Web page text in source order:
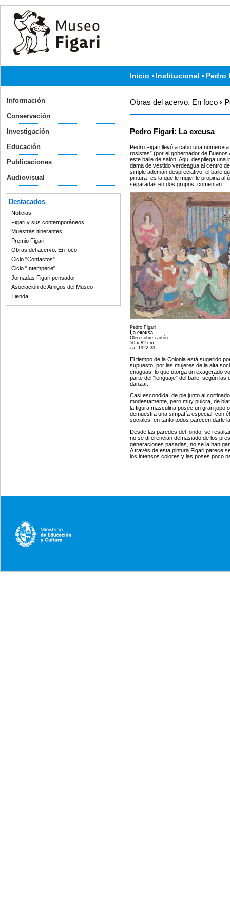
Inicio Institucional Pedro
Información
Conservación
Investigación
Educación
Publicaciones
Audiovisual
Destacados
Noticias
Figari y sus contemporáneos
Muestras itinerantes
Premio Figari
Obras del acervo. En foco
Ciclo "Contactos"
Ciclo "Intemperie"
Jornadas Figari pensador
Asociación de Amigos del Museo
Tienda
Obras del acervo. En foco ›
Pedro Figari: La excusa
Pedro Figari llevó a cabo una
rosistas” (por el gobernador de
este baile de salón. Aquí despliega una
dama de vestido verdeagua al centro
simple ademán despreciativo, el baile
pintura- es la que le mujer le propina al
separadas en dos grupos, comentan.
Pedro Figari
La excusa
Óleo sobre cartón
50 x 82 cm
ca. 1922-33
El tiempo de la Colonia está sugerido
supuesto, por las mujeres de la alta
enaguas, lo que otorga un exagerado
parte del “lenguaje” del baile: según
danzar.
Casi escondida, de pie junto al
modestamente, pero muy pulcra, de
la figura masculina posee un gran jopo
demuestra una simpatía especial: con
sociales, en tanto todos parecen darle
Desde las paredes del fondo, se
no se diferencian demasiado de los
generaciones pasadas, no se la han
A través de esta pintura Figari parece
los intensos colores y las poses poco